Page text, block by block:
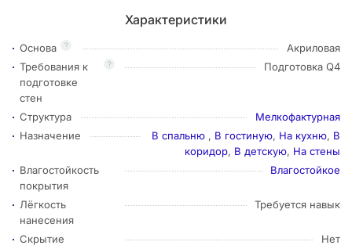
Характеристики
?
Основа Акриловая
?
Требования к
подготовке
стен
Подготовка Q4
Структура
Мелкофактурная
Назначение
В спальню , В гостиную, На кухню, В
коридор, В детскую, На стены
Влагостойкость
покрытия
Влагостойкое
Лёгкость
нанесения
Требуется навык
Скрытие
Нет